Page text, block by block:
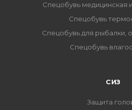
Спецобувь медицинская
Спецобувь
Спецобувь для рыбалки,
Спецобувь
СИЗ
Защита